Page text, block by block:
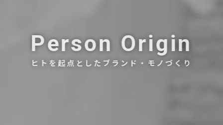
Person Origin
ヒトを起点としたブランド・モノづくり